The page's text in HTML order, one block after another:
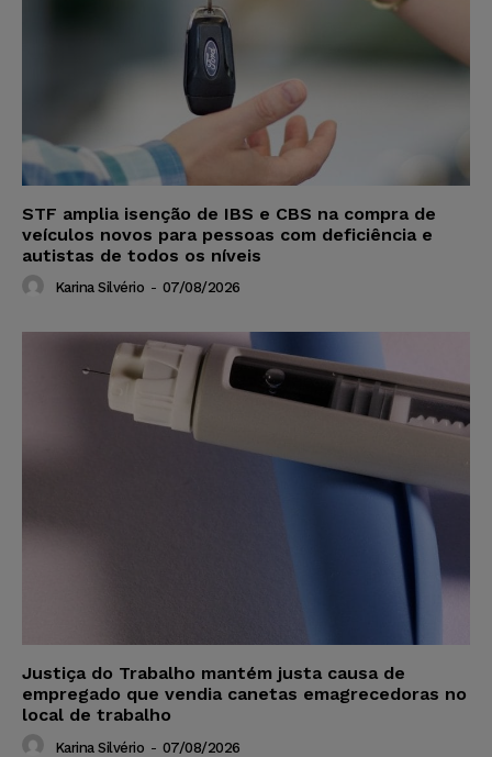
STF amplia isenção de IBS e CBS na compra de
veículos novos para pessoas com deficiência e
autistas de todos os níveis
Karina Silvério - 07/08/2026
Justiça do Trabalho mantém justa causa de
empregado que vendia canetas emagrecedoras no
local de trabalho
Karina Silvério - 07/08/2026